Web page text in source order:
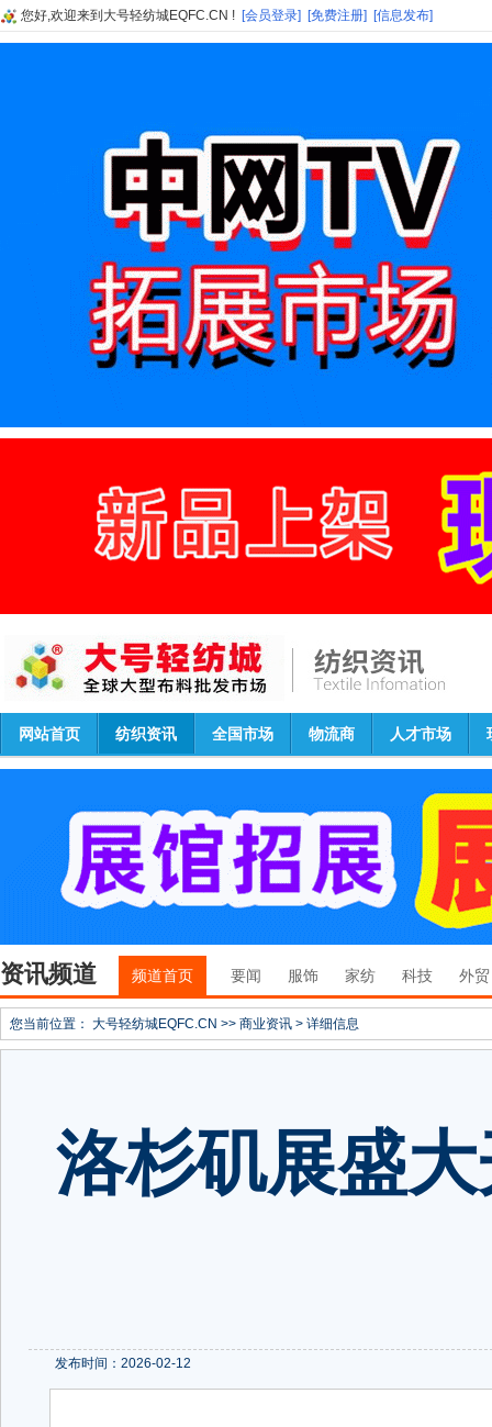
您好,欢迎来到大号轻纺城EQFC.CN ! [会员登录] [免费注册] [信息发布]
网站首页 纺织资讯 全国市场 物流商 人才市场
资讯频道 频道首页 要闻 服饰 家纺 科技 外贸
您当前位置： 大号轻纺城EQFC.CN >> 商业资讯 > 详细信息
洛杉矶展盛
发布时间：2026-02-12